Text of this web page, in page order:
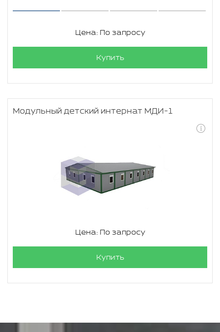
Цена: По запросу
Купить
Модульный детский интернат МДИ-1
Цена: По запросу
Купить